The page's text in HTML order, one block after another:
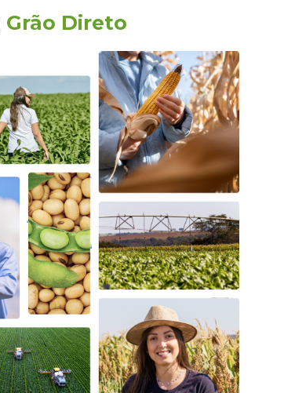
Grão Direto